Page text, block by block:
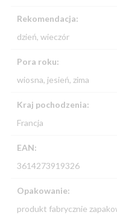
Rekomendacja:
dzień, wieczór
Pora roku:
wiosna, jesień, zima
Kraj pochodzenia:
Francja
EAN:
3614273919326
Opakowanie:
produkt fabrycznie